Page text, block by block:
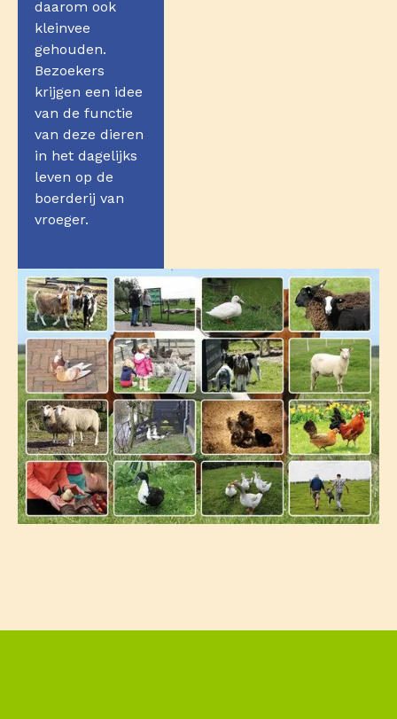
daarom ook
kleinvee
gehouden.
Bezoekers
krijgen een idee
van de functie
van deze dieren
in het dagelijks
leven op de
boerderij van
vroeger.